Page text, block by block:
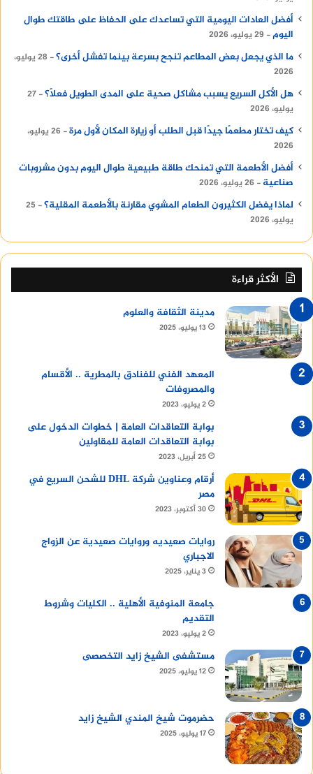
أفضل العادات اليومية التي تساعدك على الحفاظ على طاقتك طوال
اليوم
29 يوليو، 2026
ما الذي يجعل بعض المطاعم تنجح بسرعة بينما تفشل أخرى؟
28 يوليو،
2026
هل الأكل السريع يسبب مشاكل صحية على المدى الطويل فعلًا؟ 27
يوليو، 2026
كيف تختار مطعمًا جيدًا قبل الطلب أو زيارة المكان لأول مرة
26 يوليو،
2026
أفضل الأطعمة التي تمنحك طاقة طبيعية طوال اليوم بدون مشروبات
صناعية
26 يوليو، 2026
لماذا يفضل الكثيرون الطعام المشوي مقارنة بالأطعمة المقلية؟
25
يوليو، 2026
الأكثر قراءة
مدينة الثقافة والعلوم
13 يوليو، 2025
المعهد الفني للفنادق بالمطرية .. الأقسام
والمصروفات
2 يوليو، 2023
بوابة التعاقدات العامة | خطوات الدخول على
بوابة التعاقدات العامة للمقاولين
25 أبريل، 2023
أرقام وعناوين شركة DHL للشحن السريع في
مصر
30 أكتوبر، 2023
روايات صعيديه وروايات صعيدية عن الزواج
الاجباري
3 يناير، 2025
جامعة المنوفية الأهلية .. الكليات وشروط
التقديم
2 يوليو، 2023
مستشفى الشيخ زايد التخصصى
12 يوليو، 2025
حضرموت شيخ المندي الشيخ زايد
17 يوليو، 2025